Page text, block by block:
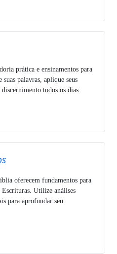
prática e ensinamentos para
palavras, aplique seus
todos os dias.
oferecem fundamentos para
Escrituras. Utilize análises
para aprofundar seu